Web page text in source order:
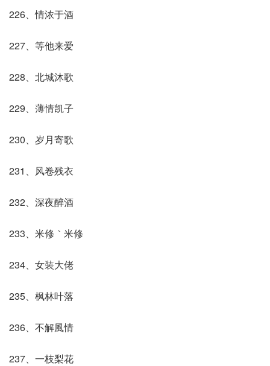
226、情浓于酒
227、等他来爱
228、北城沐歌
229、薄情凯子
230、岁月寄歌
231、风卷残衣
232、深夜醉酒
233、米修｀米修
234、女装大佬
235、枫林叶落
236、不解風情
237、一枝梨花